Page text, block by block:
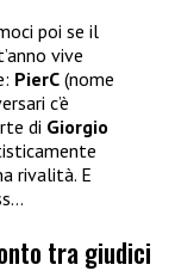
poi se il
vive
PierC (nome
c’è
di Giorgio
rivalità. E
tra giudici